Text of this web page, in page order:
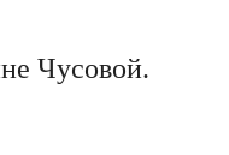
Чусовой.